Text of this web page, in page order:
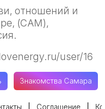
отношений и
(САМ),
user/16
Знакомства Самара
Соглашение